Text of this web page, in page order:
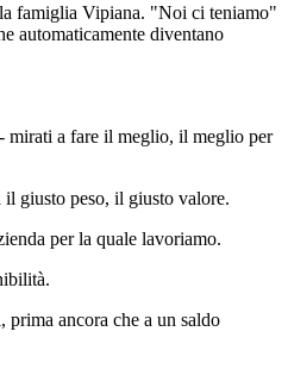
famiglia Vipiana. "Noi ci teniamo"
automaticamente diventano
mirati a fare il meglio, il meglio per
il giusto peso, il giusto valore.
per la quale lavoriamo.
ancora che a un saldo